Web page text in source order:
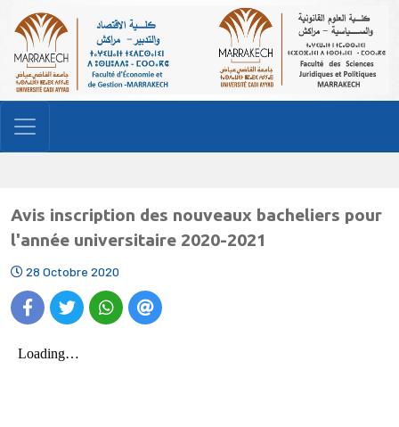
Avis inscription des nouveaux bacheliers pour
l'année universitaire 2020-2021
28 Octobre 2020